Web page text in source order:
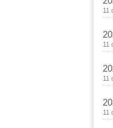
11
11
11
11